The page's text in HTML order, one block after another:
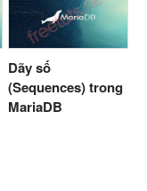
Dãy số
(Sequences) trong
MariaDB